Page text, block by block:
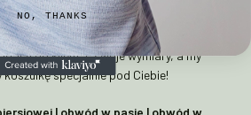
Szycie na miarę
od klienta” swoje wymiary, a my
koszulkę specjalnie pod Ciebie!
NO, THANKS